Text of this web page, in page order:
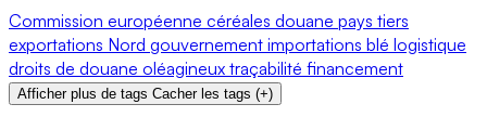
Commission européenne céréales douane pays tiers
exportations Nord gouvernement importations blé logistique
droits de douane oléagineux traçabilité financement
Afficher plus de tags Cacher les tags (+)